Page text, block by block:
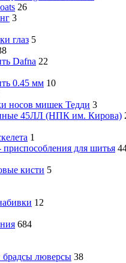
26
3
глаз 5
Dafna 22
0.45 мм 10
носов мишек Тедди 3
45ЛЛ (НПК им. Кирова)
1
для шитья
кисти 5
12
684
брадсы люверсы 38